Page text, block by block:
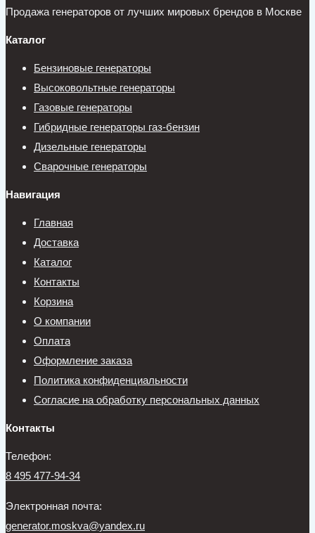
Продажа генераторов от лучших мировых брендов в Москве
Каталог
Бензиновые генераторы
Высоковольтные генераторы
Газовые генераторы
Гибридные генераторы газ-бензин
Дизельные генераторы
Сварочные генераторы
Навигация
Главная
Доставка
Каталог
Контакты
Корзина
О компании
Оплата
Оформление заказа
Политика конфиденциальности
Согласие на обработку персональных данных
Контакты
Телефон:
8 495 477-94-34
Электронная почта:
generator.moskva@yandex.ru